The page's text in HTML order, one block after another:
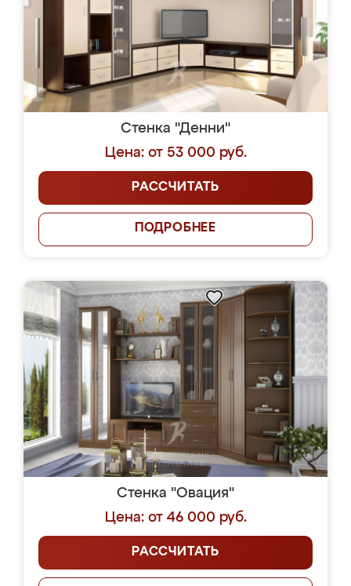
Стенка "Денни"
Цена: от 53 000 руб.
РАССЧИТАТЬ
ПОДРОБНЕЕ
Стенка "Овация"
Цена: от 46 000 руб.
РАССЧИТАТЬ